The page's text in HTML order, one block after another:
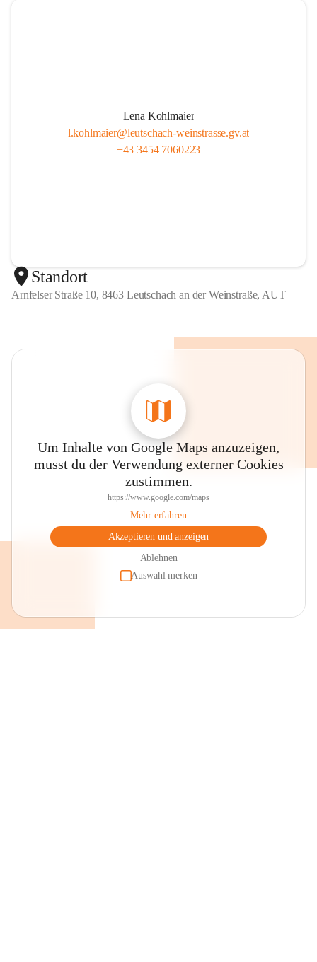
Lena Kohlmaier
l.kohlmaier@leutschach-weinstrasse.gv.at
+43 3454 7060223
Standort
Arnfelser Straße 10, 8463 Leutschach an der Weinstraße, AUT
Um Inhalte von Google Maps anzuzeigen,
musst du der Verwendung externer Cookies
zustimmen.
https://www.google.com/maps
Mehr erfahren
Akzeptieren und anzeigen
Ablehnen
Auswahl merken